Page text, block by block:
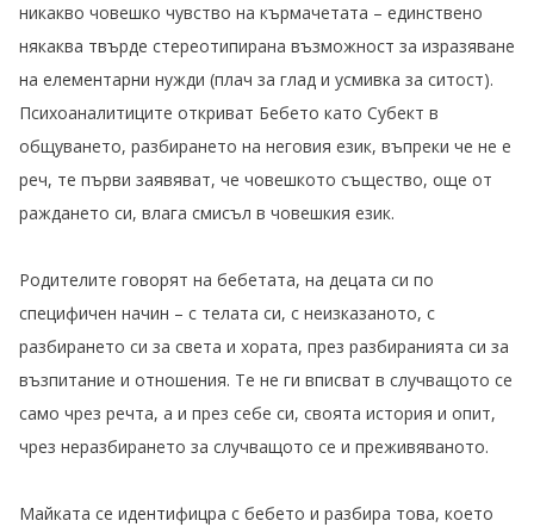
никакво човешко чувство на кърмачетата – единствено
някаква твърде стереотипирана възможност за изразяване
на елементарни нужди (плач за глад и усмивка за ситост).
Психоаналитиците откриват Бебето като Субект в
общуването, разбирането на неговия език, въпреки че не е
реч, те първи заявяват, че човешкото същество, още от
раждането си, влага смисъл в човешкия език.
Родителите говорят на бебетата, на децата си по
специфичен начин – с телата си, с неизказаното, с
разбирането си за света и хората, през разбиранията си за
възпитание и отношения. Те не ги вписват в случващото се
само чрез речта, а и през себе си, своята история и опит,
чрез неразбирането за случващото се и преживяваното.
Майката се идентифицра с бебето и разбира това, което